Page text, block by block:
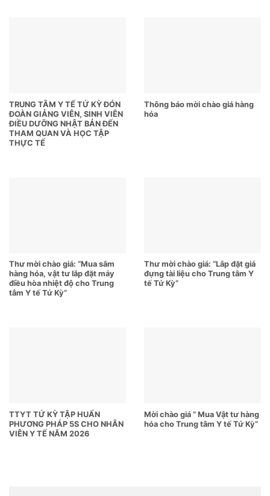
TRUNG TÂM Y TẾ TỨ KỲ ĐÓN
ĐOÀN GIẢNG VIÊN, SINH VIÊN
ĐIỀU DƯỠNG NHẬT BẢN ĐẾN
THAM QUAN VÀ HỌC TẬP
THỰC TẾ
Thông báo mời chào giá hàng
hóa
Thư mời chào giá: “Mua sắm
hàng hóa, vật tư lắp đặt máy
điều hòa nhiệt độ cho Trung
tâm Y tế Tứ Kỳ”
Thư mời chào giá: “Lắp đặt giá
đựng tài liệu cho Trung tâm Y
tế Tứ Kỳ”
TTYT TỨ KỲ TẬP HUẤN
PHƯƠNG PHÁP 5S CHO NHÂN
VIÊN Y TẾ NĂM 2026
Mời chào giá ” Mua Vật tư hàng
hóa cho Trung tâm Y tế Tứ Kỳ”